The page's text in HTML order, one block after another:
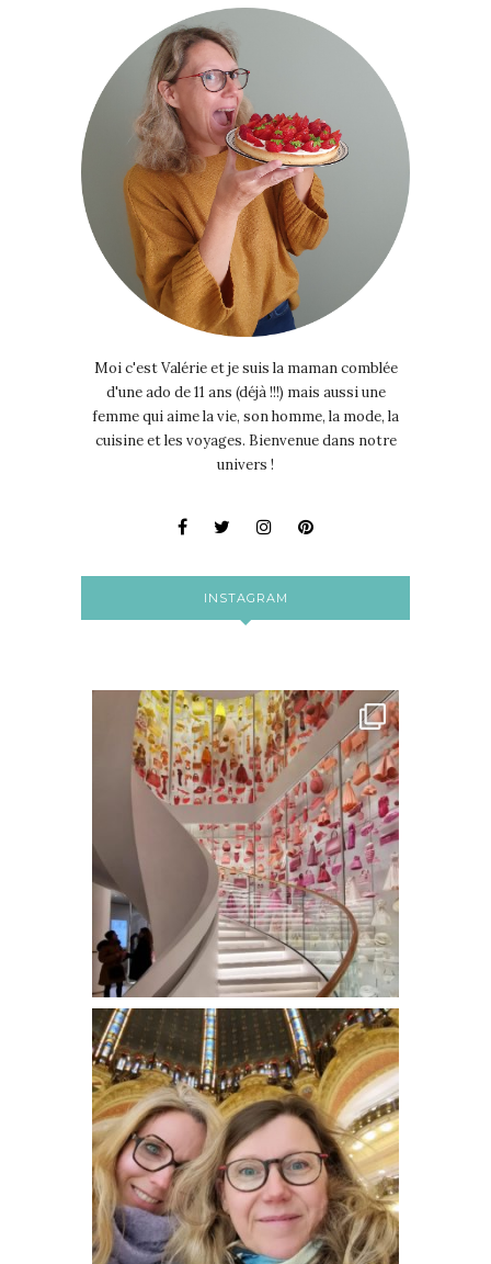
Moi c'est Valérie et je suis la maman comblée
d'une ado de 11 ans (déjà !!!) mais aussi une
femme qui aime la vie, son homme, la mode, la
cuisine et les voyages. Bienvenue dans notre
univers !
INSTAGRAM